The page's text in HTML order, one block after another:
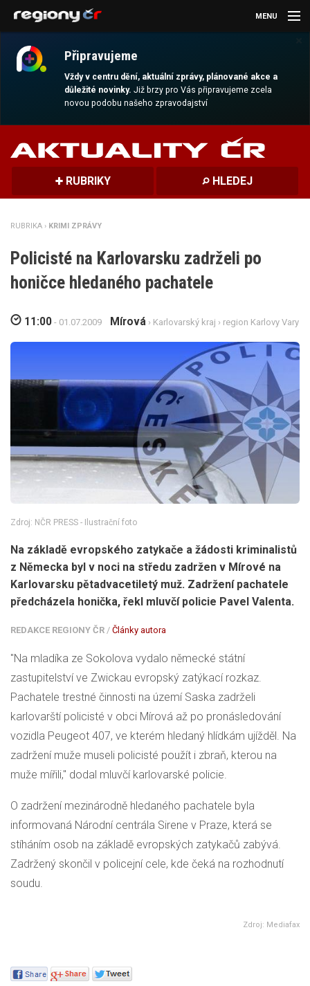
Připravujeme
Vždy v centru dění, aktuální zprávy, plánované akce a
důležité novinky.Již brzy pro Vás připravujeme zcela
novou podobu našeho zpravodajství
MENU
AKTUALITY
MAGAZÍN
DALŠÍ
REGION
RUBRIKY HLEDEJ
RUBRIKA › KRIMI ZPRÁVY
Policisté na Karlovarsku zadrželi po
honičce hledaného pachatele
11:00 - 01.07.2009 Mírová › Karlovarský kraj › region Karlovy Vary
Zdroj: NČR PRESS - Ilustrační foto
Na základě evropského zatykače a žádosti kriminalistů
z Německa byl v noci na středu zadržen v Mírové na
Karlovarsku pětadvacetiletý muž. Zadržení pachatele
předcházela honička, řekl mluvčí policie Pavel Valenta.
REDAKCE REGIONY ČR / Články autora
"Na mladíka ze Sokolova vydalo německé státní
zastupitelství ve Zwickau evropský zatýkací rozkaz.
Pachatele trestné činnosti na území Saska zadrželi
karlovarští policisté v obci Mírová až po pronásledování
vozidla Peugeot 407, ve kterém hledaný hlídkám ujížděl. Na
zadržení muže museli policisté použít i zbraň, kterou na
muže mířili," dodal mluvčí karlovarské policie.
O zadržení mezinárodně hledaného pachatele byla
informovaná Národní centrála Sirene v Praze, která se
stíháním osob na základě evropských zatykačů zabývá.
Zadržený skončil v policejní cele, kde čeká na rozhodnutí
soudu.
Zdroj: Mediafax